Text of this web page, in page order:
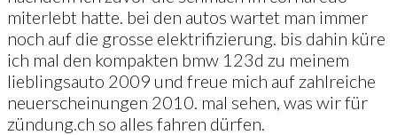
miterlebt hatte. bei den autos wartet man immer
noch auf die grosse elektrifizierung. bis dahin küre
ich mal den kompakten bmw 123d zu meinem
lieblingsauto 2009 und freue mich auf zahlreiche
neuerscheinungen 2010. mal sehen, was wir für
zündung.ch so alles fahren dürfen.